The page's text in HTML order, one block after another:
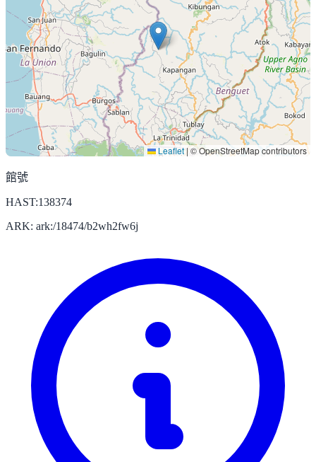
Leaflet | © OpenStreetMap contributors
館號
HAST:138374
ARK: ark:/18474/b2wh2fw6j